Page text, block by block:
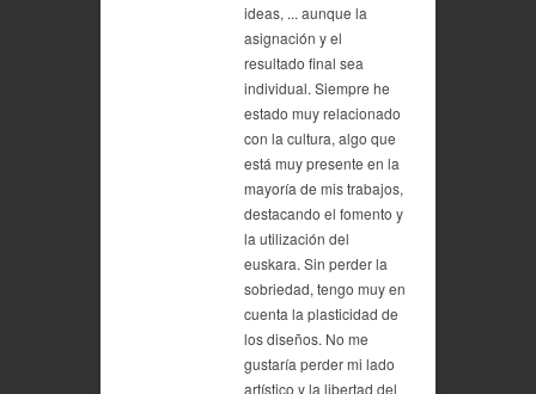
ideas, ... aunque la
asignación y el
resultado final sea
individual. Siempre he
estado muy relacionado
con la cultura, algo que
está muy presente en la
mayoría de mis trabajos,
destacando el fomento y
la utilización del
euskara. Sin perder la
sobriedad, tengo muy en
cuenta la plasticidad de
los diseños. No me
gustaría perder mi lado
artístico y la libertad del